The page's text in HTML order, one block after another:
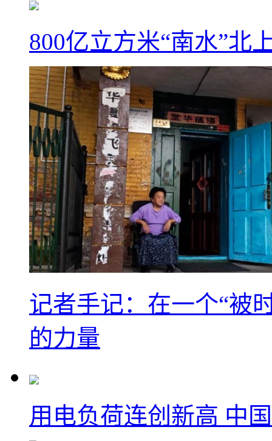
800亿立方米“南水”北
记者手记：在一个“被
的力量
用电负荷连创新高 中